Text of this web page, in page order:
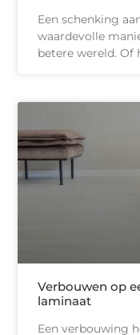
Een schenking
waardevolle
betere wereld. Of
Verbouwen op
laminaat
Een verbouwing